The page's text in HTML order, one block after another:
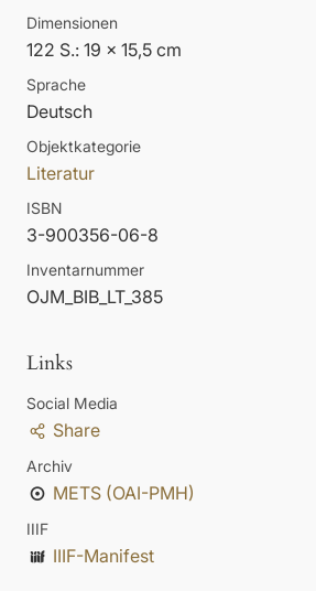
Dimensionen
122 S.: 19 x 15,5 cm
Sprache
Deutsch
Objektkategorie
Literatur
ISBN
3-900356-06-8
Inventarnummer
OJM_BIB_LT_385
Links
Social Media
Share
Archiv
METS (OAI-PMH)
IIIF
IIIF-Manifest